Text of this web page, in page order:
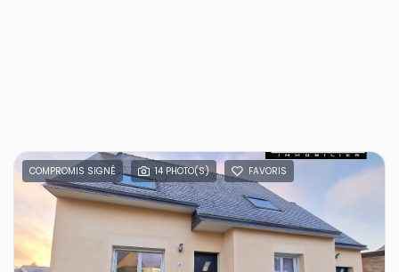
COMPROMIS SIGNÉ 14 PHOTO(S) FAVORIS